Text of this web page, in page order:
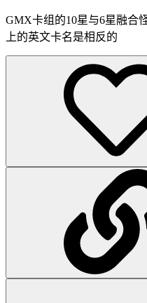
GMX卡组的10星与6星融合
上的英文卡名是相反的